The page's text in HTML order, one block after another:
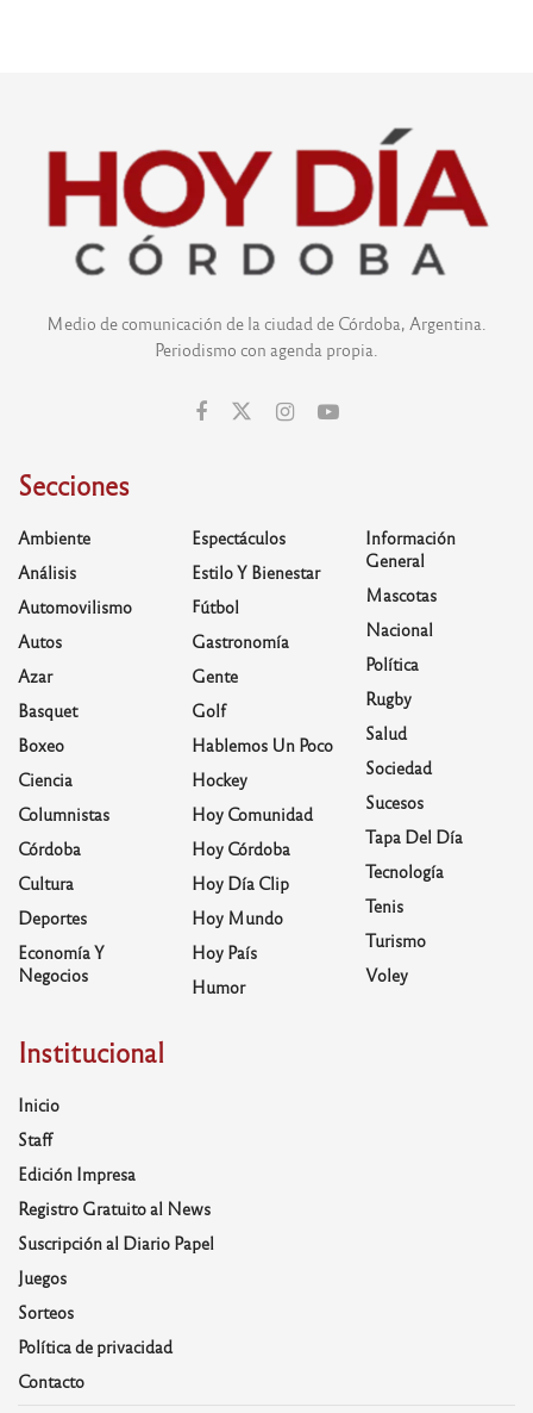
Medio de comunicación de la ciudad de Córdoba, Argentina.
Periodismo con agenda propia.
Secciones
Ambiente
Análisis
Automovilismo
Autos
Azar
Basquet
Boxeo
Ciencia
Columnistas
Córdoba
Cultura
Deportes
Economía Y
Negocios
Espectáculos
Estilo Y Bienestar
Fútbol
Gastronomía
Gente
Golf
Hablemos Un Poco
Hockey
Hoy Comunidad
Hoy Córdoba
Hoy Día Clip
Hoy Mundo
Hoy País
Humor
Información
General
Mascotas
Nacional
Política
Rugby
Salud
Sociedad
Sucesos
Tapa Del Día
Tecnología
Tenis
Turismo
Voley
Institucional
Inicio
Staff
Edición Impresa
Registro Gratuito al News
Suscripción al Diario Papel
Juegos
Sorteos
Política de privacidad
Contacto